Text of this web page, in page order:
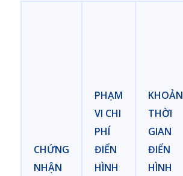
CHỨNG
NHẬN
PHẠM
VI CHI
PHÍ
ĐIỂN
HÌNH
THỜI
GIAN
ĐIỂN
HÌNH